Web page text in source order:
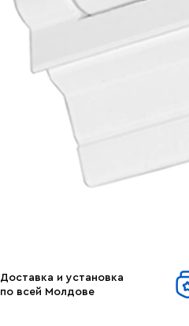
Доставка и установка
по всей Молдове